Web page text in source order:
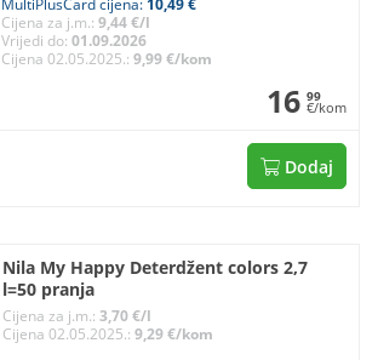
MultiPlusCard cijena: 10,49 €
Cijena za j.m.:9,44 €/l
Vrijedi do:01.09.2026
Cijena 02.05.2025.:9,99 €/kom
16 99
€/kom
Dodaj
Nila My Happy Deterdžent colors 2,7
l=50 pranja
Cijena za j.m.:3,70 €/l
Cijena 02.05.2025.:9,29 €/kom